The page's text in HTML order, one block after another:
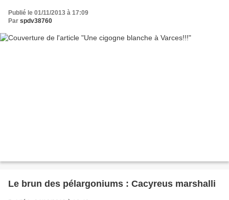
Publié le 01/11/2013 à 17:09
Par spdv38760
Le brun des pélargoniums : Cacyreus marshalli